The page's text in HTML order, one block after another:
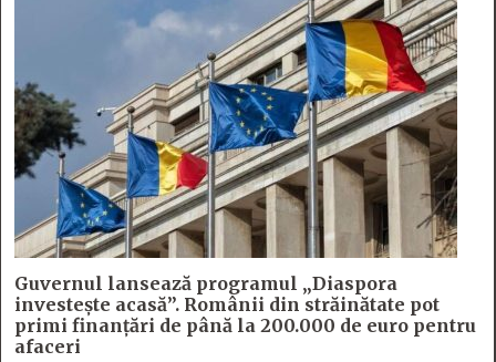
Guvernul lansează programul „Diaspora
investește acasă”. Românii din străinătate pot
primi finanțări de până la 200.000 de euro pentru
afaceri